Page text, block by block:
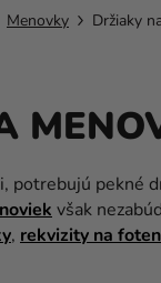
Menovky Držiaky
potrebujú pekné
však
, rekvizity na